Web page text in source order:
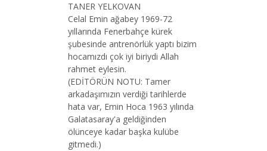
TANER YELKOVAN
Celal Emin ağabey 1969-72
yıllarında Fenerbahçe kürek
şubesinde antrenörlük yaptı bizim
hocamızdı çok iyi biriydi Allah
rahmet eylesin.
(EDİTÖRÜN NOTU: Tamer
arkadaşımızın verdiği tarihlerde
hata var, Emin Hoca 1963 yılında
Galatasaray'a geldiğinden
ölünceye kadar başka kulübe
gitmedi.)